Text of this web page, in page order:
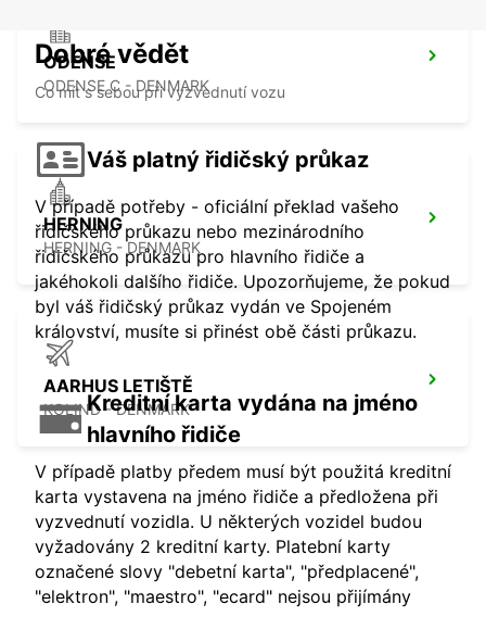
ODENSE
ODENSE C - DENMARK
HERNING
HERNING - DENMARK
AARHUS LETIŠTĚ
KOLIND - DENMARK
Dobré vědět
Co mít s sebou při vyzvednutí vozu
Váš platný řidičský průkaz
V případě potřeby - oficiální překlad vašeho
řidičského průkazu nebo mezinárodního
řidičského průkazu pro hlavního řidiče a
jakéhokoli dalšího řidiče. Upozorňujeme, že pokud
byl váš řidičský průkaz vydán ve Spojeném
království, musíte si přinést obě části průkazu.
Kreditní karta vydána na jméno
hlavního řidiče
V případě platby předem musí být použitá kreditní
karta vystavena na jméno řidiče a předložena při
vyzvednutí vozidla. U některých vozidel budou
vyžadovány 2 kreditní karty. Platební karty
označené slovy "debetní karta", "předplacené",
"elektron", "maestro", "ecard" nejsou přijímány